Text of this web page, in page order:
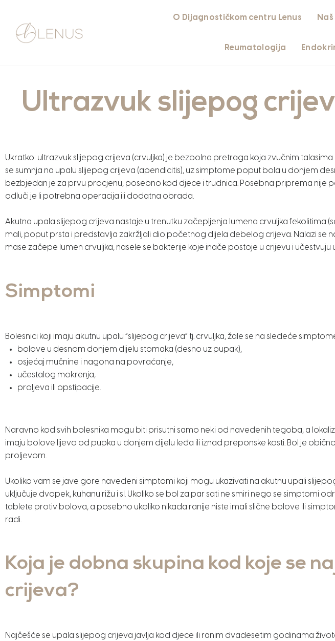
O Dijagnostičkom centru Lenus
Reumatologija
Ultrazvuk slijepog
Ukratko: ultrazvuk slijepog crijeva (crvuljka) je bezbolna pretraga koja zvučnim
se sumnja na upalu slijepog crijeva (apendicitis), uz simptome poput bola u donjem
bezbjedan je za prvu procjenu, posebno kod djece i trudnica. Posebna priprema nije
odluči je li potrebna operacija ili dodatna obrada.
Akutna upala slijepog crijeva nastaje u trenutku začepljenja lumena crvuljka fekolitima
mali, poput prsta i predstavlja zakržljali dio početnog dijela debelog crijeva. Nalazi
mase začepe lumen crvuljka, nasele se bakterije koje inače postoje u crijevu i učestvuju
Simptomi
Bolesnici koji imaju akutnu upalu “slijepog crijeva” tj. crvuljka, žale se na sledeće
bolove u desnom donjem dijelu stomaka (desno uz pupak),
osjećaj mučnine i nagona na povraćanje,
učestalog mokrenja,
proljeva ili opstipacije.
Naravno kod svih bolesnika mogu biti prisutni samo neki od navedenih tegoba, a
imaju bolove lijevo od pupka u donjem dijelu leđa ili iznad preponske kosti. Bol je
proljevom.
Ukoliko vam se jave gore navedeni simptomi koji mogu ukazivati na akutnu upali
uključuje dvopek, kuhanu rižu i sl. Ukoliko se bol za par sati ne smiri nego se simptomi
tablete protiv bolova, a posebno ukoliko nikada ranije niste imali slične bolove ili
radi.
Koja je dobna skupina kod koje se
crijeva?
Najčešće se upala slijepog crijeva javlja kod djece ili ranim dvadesetim godinama